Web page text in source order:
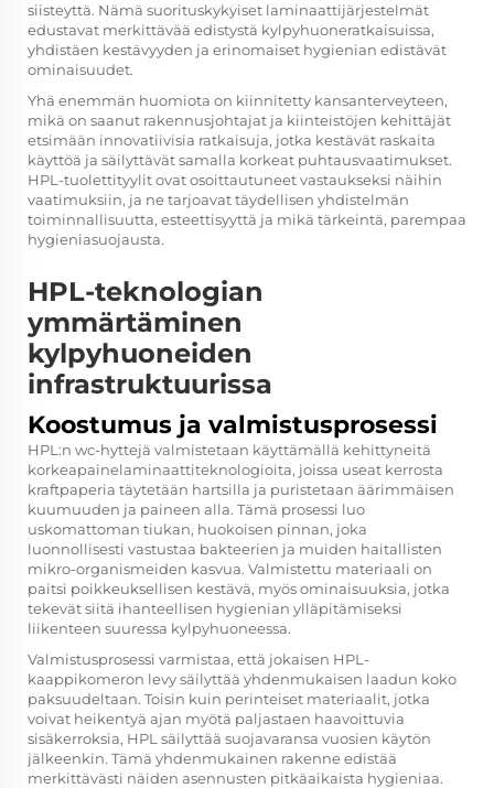
siisteyttä. Nämä suorituskykyiset laminaattijärjestelmät
edustavat merkittävää edistystä kylpyhuoneratkaisuissa,
yhdistäen kestävyyden ja erinomaiset hygienian edistävät
ominaisuudet.
Yhä enemmän huomiota on kiinnitetty kansanterveyteen,
mikä on saanut rakennusjohtajat ja kiinteistöjen kehittäjät
etsimään innovatiivisia ratkaisuja, jotka kestävät raskaita
käyttöä ja säilyttävät samalla korkeat puhtausvaatimukset.
HPL-tuolettityylit ovat osoittautuneet vastaukseksi näihin
vaatimuksiin, ja ne tarjoavat täydellisen yhdistelmän
toiminnallisuutta, esteettisyyttä ja mikä tärkeintä, parempaa
hygieniasuojausta.
HPL-teknologian
ymmärtäminen
kylpyhuoneiden
infrastruktuurissa
Koostumus ja valmistusprosessi
HPL:n wc-hyttejä valmistetaan käyttämällä kehittyneitä
korkeapainelaminaattiteknologioita, joissa useat kerrosta
kraftpaperia täytetään hartsilla ja puristetaan äärimmäisen
kuumuuden ja paineen alla. Tämä prosessi luo
uskomattoman tiukan, huokoisen pinnan, joka
luonnollisesti vastustaa bakteerien ja muiden haitallisten
mikro-organismeiden kasvua. Valmistettu materiaali on
paitsi poikkeuksellisen kestävä, myös ominaisuuksia, jotka
tekevät siitä ihanteellisen hygienian ylläpitämiseksi
liikenteen suuressa kylpyhuoneessa.
Valmistusprosessi varmistaa, että jokaisen HPL-
kaappikomeron levy säilyttää yhdenmukaisen laadun koko
paksuudeltaan. Toisin kuin perinteiset materiaalit, jotka
voivat heikentyä ajan myötä paljastaen haavoittuvia
sisäkerroksia, HPL säilyttää suojavaransa vuosien käytön
jälkeenkin. Tämä yhdenmukainen rakenne edistää
merkittävästi näiden asennusten pitkäaikaista hygieniaa.